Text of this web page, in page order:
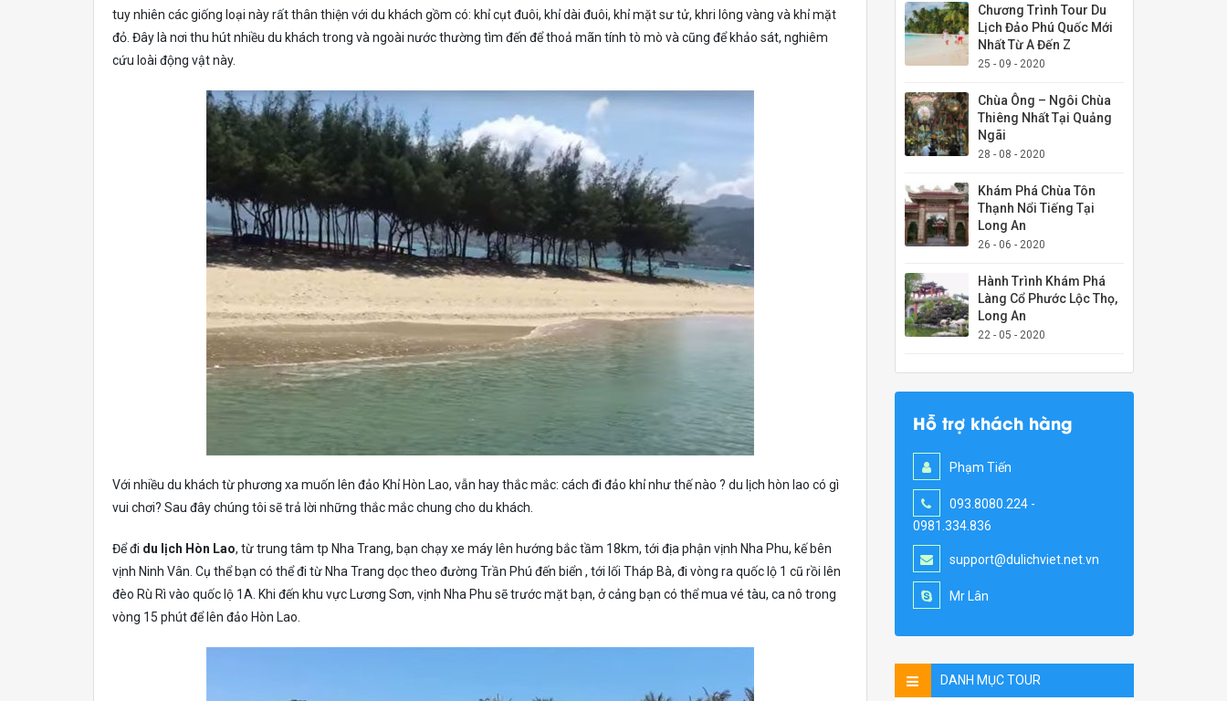
tuy nhiên các giống loại này rất thân thiện với du khách gồm có: khỉ cụt đuôi, khỉ dài đuôi, khỉ mặt sư tử, khri lông vàng và khỉ mặt
đỏ. Đây là nơi thu hút nhiều du khách trong và ngoài nước thường tìm đến để thoả mãn tính tò mò và cũng để khảo sát, nghiêm
cứu loài động vật này.
Với nhiều du khách từ phương xa muốn lên đảo Khỉ Hòn Lao, vẫn hay thắc mắc: cách đi đảo khỉ như thế nào ? du lịch hòn lao có gì
vui chơi? Sau đây chúng tôi sẽ trả lời những thắc mắc chung cho du khách.
Để đi du lịch Hòn Lao, từ trung tâm tp Nha Trang, bạn chạy xe máy lên hướng bắc tầm 18km, tới địa phận vịnh Nha Phu, kế bên
vịnh Ninh Vân. Cụ thể bạn có thể đi từ Nha Trang dọc theo đường Trần Phú đến biển , tới lối Tháp Bà, đi vòng ra quốc lộ 1 cũ rồi lên
đèo Rù Rì vào quốc lộ 1A. Khi đến khu vực Lương Sơn, vịnh Nha Phu sẽ trước mặt bạn, ở cảng bạn có thể mua vé tàu, ca nô trong
vòng 15 phút để lên đảo Hòn Lao.
Chương Trình Tour Du
Lịch Đảo Phú Quốc Mới
Nhất Từ A Đến Z
25 - 09 - 2020
Chùa Ông – Ngôi Chùa
Thiêng Nhất Tại Quảng
Ngãi
28 - 08 - 2020
Khám Phá Chùa Tôn
Thạnh Nổi Tiếng Tại
Long An
26 - 06 - 2020
Hành Trình Khám Phá
Làng Cổ Phước Lộc Thọ,
Long An
22 - 05 - 2020
Hỗ trợ khách hàng
Phạm Tiến
093.8080.224 -
0981.334.836
support@dulichviet.net.vn
Mr Lân
DANH MỤC TOUR